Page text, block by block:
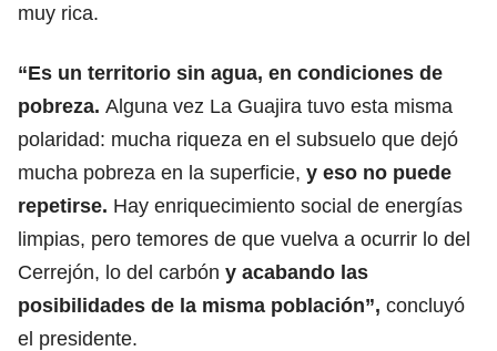
muy rica.
“Es un territorio sin agua, en condiciones de
pobreza. Alguna vez La Guajira tuvo esta misma
polaridad: mucha riqueza en el subsuelo que dejó
mucha pobreza en la superficie, y eso no puede
repetirse. Hay enriquecimiento social de energías
limpias, pero temores de que vuelva a ocurrir lo del
Cerrejón, lo del carbón y acabando las
posibilidades de la misma población”, concluyó
el presidente.